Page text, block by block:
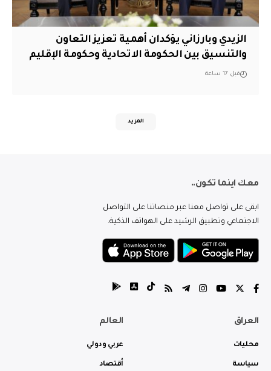
الزيدي وبارزاني يؤكدان أهمية تعزيز التعاون
والتنسيق بين الحكومة الاتحادية وحكومة الإقليم
قبل 17 ساعة
المزيد
معك اينما تكون..
ابقى على تواصل معنا عبر منصاتنا على التواصل
الاجتماعي وتطبيق الرشيد على الهواتف الذكية.
العراق
محليات
سياسة
العالم
عربي ودولي
أقتصاد